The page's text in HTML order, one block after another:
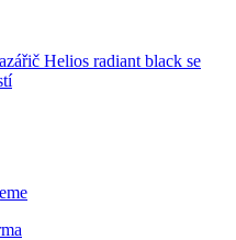
Helios radiant black se